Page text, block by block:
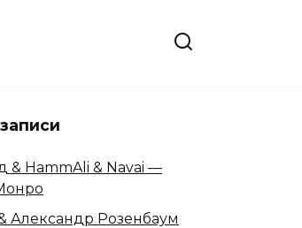
& HammAli & Navai —
Александр Розенбаум